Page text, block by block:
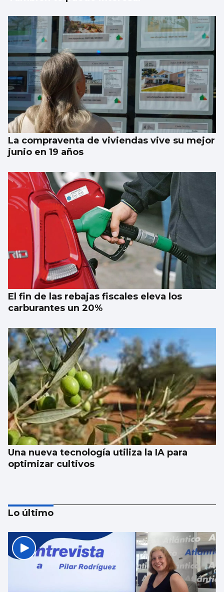
La compraventa de viviendas vive su mejor
junio en 19 años
El fin de las rebajas fiscales eleva los
carburantes un 20%
Una nueva tecnología utiliza la IA para
optimizar cultivos
Lo último